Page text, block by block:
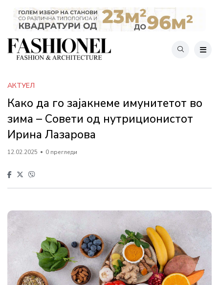
АКТУЕЛ
Како да го зајакнеме имунитетот во
зима – Совети од нутриционистoт
Ирина Лазарова
12.02.2025 0 прегледи